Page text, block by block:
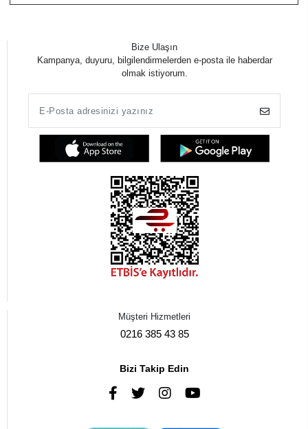
Bize Ulaşın
Kampanya, duyuru, bilgilendirmelerden e-posta ile haberdar
olmak istiyorum.
Müşteri Hizmetleri
0216 385 43 85
Bizi Takip Edin